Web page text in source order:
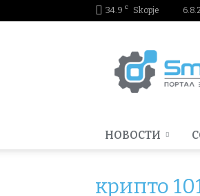
34.9 C Skopje
НОВОСТИ
крипто